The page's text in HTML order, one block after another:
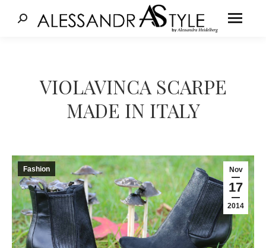
Cerca:
VIOLAVINCA SCARPE
MADE IN ITALY
Nov
17
2014
Fashion